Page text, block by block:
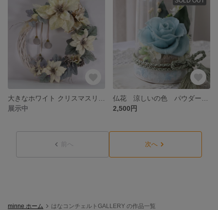
展示中
2,500円
前へ 次へ
minne ホーム はなコンチェルトGALLERY の作品一覧